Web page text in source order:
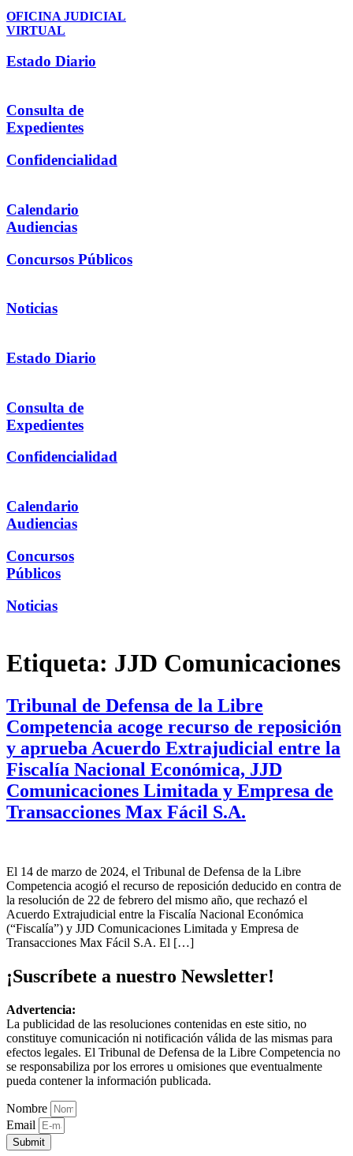
OFICINA JUDICIAL
VIRTUAL
Estado Diario
Consulta de
Expedientes
Confidencialidad
Calendario
Audiencias
Concursos Públicos
Noticias
Estado Diario
Consulta de
Expedientes
Confidencialidad
Calendario
Audiencias
Concursos
Públicos
Noticias
Etiqueta: JJD Comunicaciones
Tribunal de Defensa de la Libre
Competencia acoge recurso de reposición
y aprueba Acuerdo Extrajudicial entre la
Fiscalía Nacional Económica, JJD
Comunicaciones Limitada y Empresa de
Transacciones Max Fácil S.A.
El 14 de marzo de 2024, el Tribunal de Defensa de la Libre
Competencia acogió el recurso de reposición deducido en contra de
la resolución de 22 de febrero del mismo año, que rechazó el
Acuerdo Extrajudicial entre la Fiscalía Nacional Económica
(“Fiscalía”) y JJD Comunicaciones Limitada y Empresa de
Transacciones Max Fácil S.A. El […]
¡Suscríbete a nuestro Newsletter!
Advertencia:
La publicidad de las resoluciones contenidas en este sitio, no
constituye comunicación ni notificación válida de las mismas para
efectos legales. El Tribunal de Defensa de la Libre Competencia no
se responsabiliza por los errores u omisiones que eventualmente
pueda contener la información publicada.
Nombre
Email
Submit